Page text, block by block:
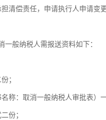
清偿责任，申请执行人申请
般纳税人需报送资料如下：
；
称：取消一般纳税人审批表）一
份；